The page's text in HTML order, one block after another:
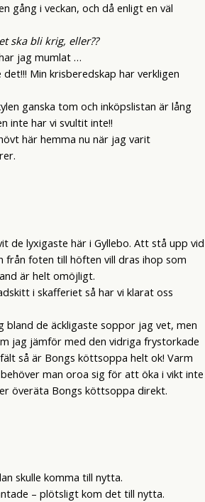
gång i veckan, och då enligt en väl
ska bli krig, eller??
jag mumlat …
Min krisberedskap har verkligen
ganska tom och inköpslistan är lång
inte har vi svultit inte!!
här hemma nu när jag varit
de lyxigaste här i Gyllebo. Att stå upp vid
från foten till höften vill dras ihop som
är helt omöjligt.
i skafferiet så har vi klarat oss
bland de äckligaste soppor jag vet, men
jag jämför med den vidriga frystorkade
så är Bongs köttsoppa helt ok! Varm
man oroa sig för att öka i vikt inte
överäta Bongs köttsoppa direkt.
skulle komma till nytta.
– plötsligt kom det till nytta.